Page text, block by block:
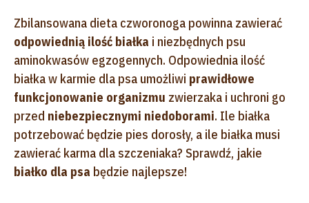
Zbilansowana dieta czworonoga powinna zawierać
odpowiednią ilość białka i niezbędnych psu
aminokwasów egzogennych. Odpowiednia ilość
białka w karmie dla psa umożliwi prawidłowe
funkcjonowanie organizmu zwierzaka i uchroni go
przed niebezpiecznymi niedoborami. Ile białka
potrzebować będzie pies dorosły, a ile białka musi
zawierać karma dla szczeniaka? Sprawdź, jakie
białko dla psa będzie najlepsze!